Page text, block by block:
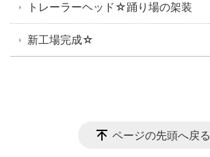
トレーラーヘッド☆踊り場の架装
新工場完成☆
ページの先頭へ戻る